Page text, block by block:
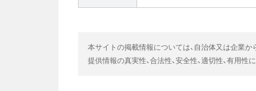
本サイトの掲載情報については、自治体又は企業
提供情報の真実性、合法性、安全性、適切性、有用